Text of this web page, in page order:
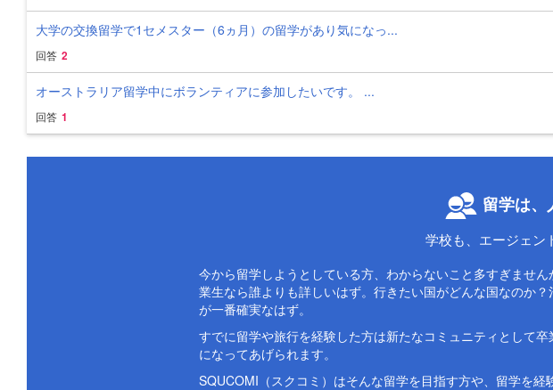
大学の交換留学で1セメスター（6ヵ月）の留学があり気になっ...
回答 2
オーストラリア留学中にボランティアに参加したいです。 ...
回答 1
留学は、
学校も、エージェン
今から留学しようとしている方、わからないこと多すぎませ
業生なら誰よりも詳しいはず。行きたい国がどんな国なのか
が一番確実なはず。
すでに留学や旅行を経験した方は新たなコミュニティとして
になってあげられます。
SQUCOMI（スクコミ）はそんな留学を目指す方や、留学を